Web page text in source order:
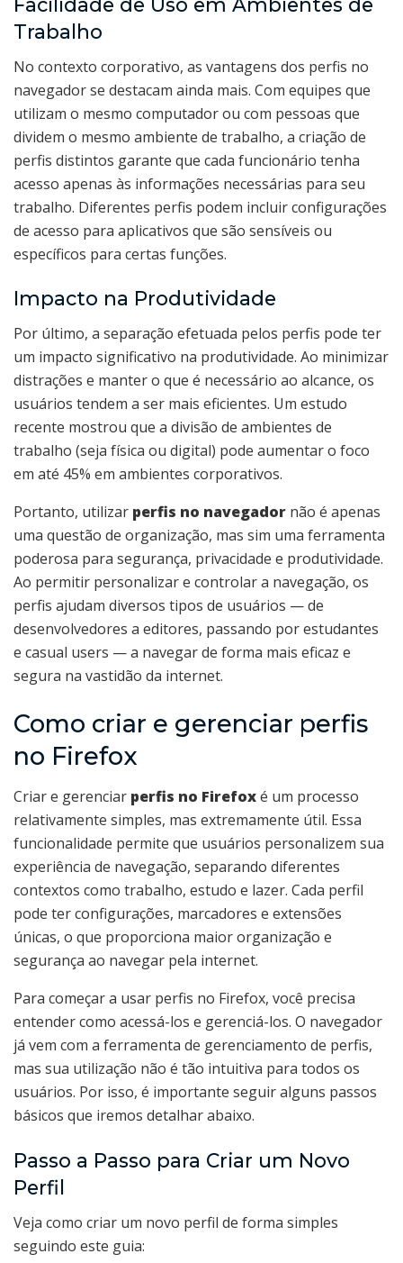
Trabalho
No contexto corporativo, as vantagens dos perfis no
navegador se destacam ainda mais. Com equipes que
utilizam o mesmo computador ou com pessoas que
dividem o mesmo ambiente de trabalho, a criação de
perfis distintos garante que cada funcionário tenha
acesso apenas às informações necessárias para seu
trabalho. Diferentes perfis podem incluir configurações
de acesso para aplicativos que são sensíveis ou
específicos para certas funções.
Impacto na Produtividade
Por último, a separação efetuada pelos perfis pode ter
um impacto significativo na produtividade. Ao minimizar
distrações e manter o que é necessário ao alcance, os
usuários tendem a ser mais eficientes. Um estudo
recente mostrou que a divisão de ambientes de
trabalho (seja física ou digital) pode aumentar o foco
em até 45% em ambientes corporativos.
Portanto, utilizar perfis no navegador não é apenas
uma questão de organização, mas sim uma ferramenta
poderosa para segurança, privacidade e produtividade.
Ao permitir personalizar e controlar a navegação, os
perfis ajudam diversos tipos de usuários — de
desenvolvedores a editores, passando por estudantes
e casual users — a navegar de forma mais eficaz e
segura na vastidão da internet.
Como criar e gerenciar perfis
no Firefox
Criar e gerenciar perfis no Firefoxé um processo
relativamente simples, mas extremamente útil. Essa
funcionalidade permite que usuários personalizem sua
experiência de navegação, separando diferentes
contextos como trabalho, estudo e lazer. Cada perfil
pode ter configurações, marcadores e extensões
únicas, o que proporciona maior organização e
segurança ao navegar pela internet.
Para começar a usar perfis no Firefox, você precisa
entender como acessá-los e gerenciá-los. O navegador
já vem com a ferramenta de gerenciamento de perfis,
mas sua utilização não é tão intuitiva para todos os
usuários. Por isso, é importante seguir alguns passos
básicos que iremos detalhar abaixo.
Passo a Passo para Criar um Novo
Perfil
Veja como criar um novo perfil de forma simples
seguindo este guia: